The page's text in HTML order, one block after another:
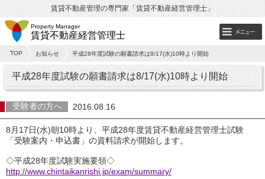
賃貸不動産管理の専門家「賃貸不動産経営管理士」
Property Manager
賃貸不動産経営管理士
TOP お知らせ 平成28年度試験の願書請求は8/17(水)10時より開始
平成28年度試験の願書請求は8/17(水)10時より開始
受験者の方へ 2016.08.16
8月17日(水)朝10時より、平成28年度賃貸不動産経営管理士試験
「受験案内・申込書」の資料請求が開始します。
◇平成28年度試験実施要領◇
http://www.chintaikanrishi.jp/exam/summary/